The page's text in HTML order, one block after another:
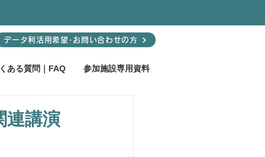
データ利活用希望･お問い合わせの方
ある質問｜FAQ 参加施設専用資料
連講演